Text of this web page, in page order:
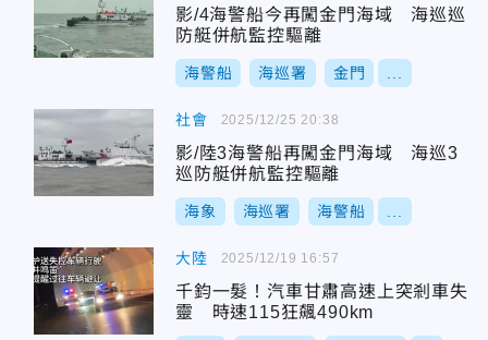
影/4海警船今再闖金門海域 海巡巡
防艇併航監控驅離
海警船 海巡署 金門
社會
影/陸3海警船再闖金門海域 海巡3
巡防艇併航監控驅離
海象 海巡署 海警船
2025/12/25 20:38
大陸
千鈞一髮！汽車甘肅高速上突剎車失
靈 時速115狂飆490km
2025/12/19 16:57